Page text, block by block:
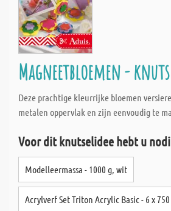
Magneetbloemen -
Deze prachtige kleurrijke bloemen
metalen oppervlak en zijn eenvoudig te
Voor dit knutselidee hebt u
Modelleermassa - 1000 g, wit
Acrylverf Set Triton Acrylic Basic - 6 x